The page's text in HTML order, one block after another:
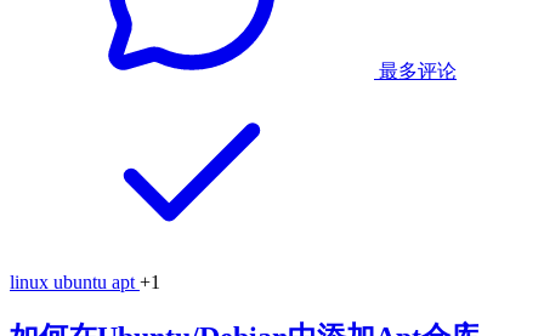
最多评论
linux ubuntu apt +1